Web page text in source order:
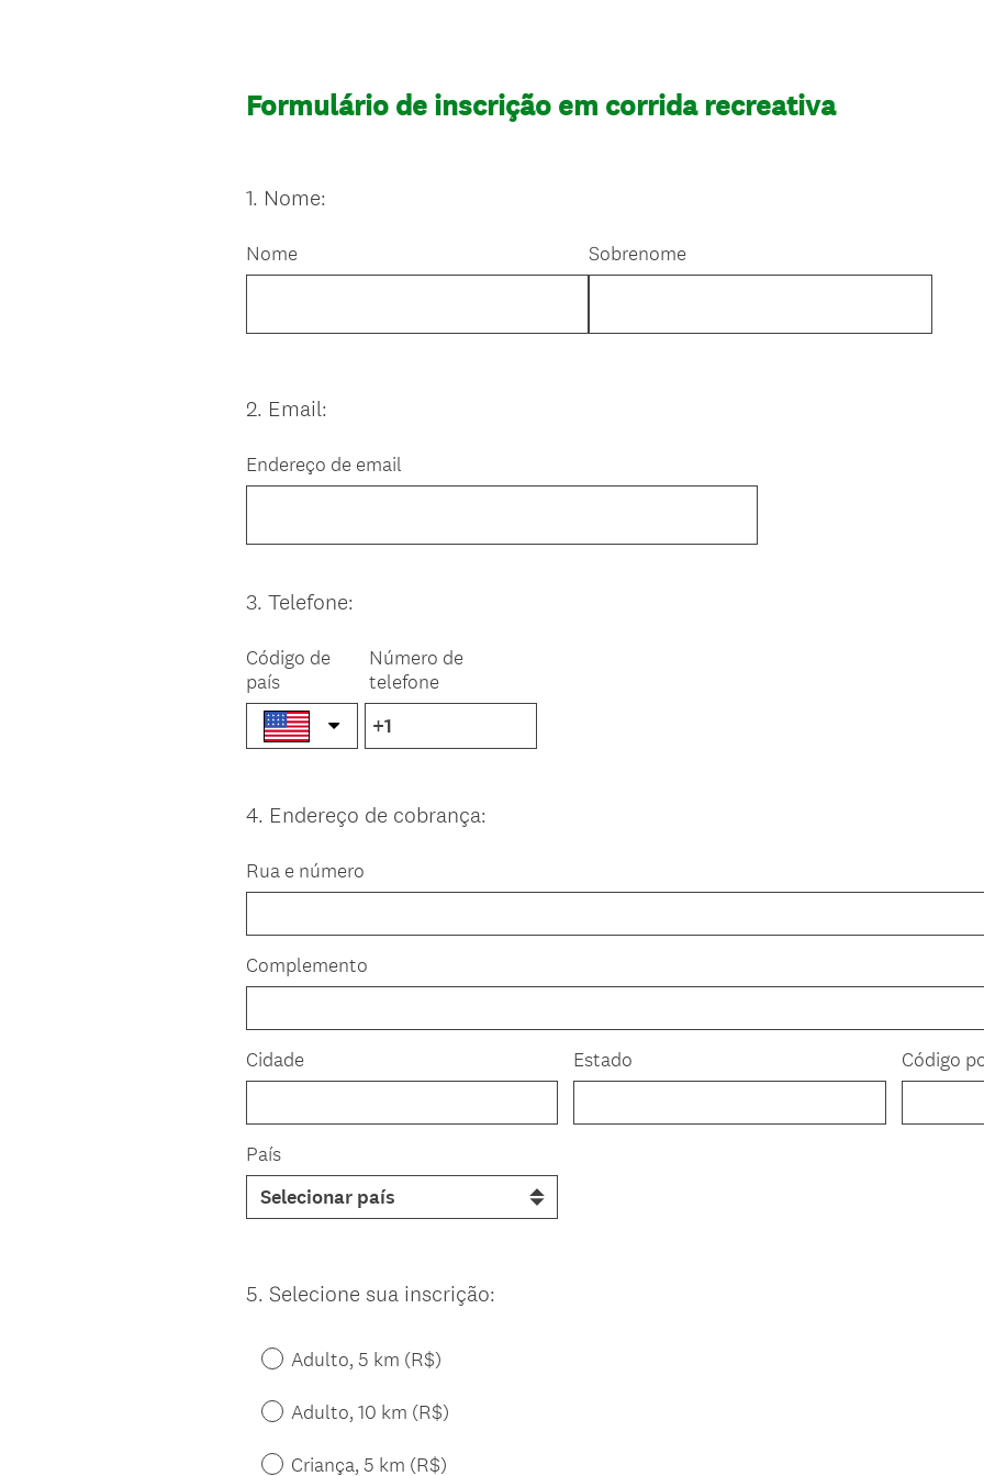
Formulário de inscrição em corrida recreativa
Question
1. Nome:
Nome Sobrenome
Question
2. Email:
Endereço de email
Question
3. Telefone:
Código de
país
Número de
telefone
Question
4. Endereço de cobrança:
Rua e número
Complemento
Cidade Estado Código
País
Question
5. Selecione sua inscrição:
Adulto, 5 km (R$)
Adulto, 10 km (R$)
Criança, 5 km (R$)